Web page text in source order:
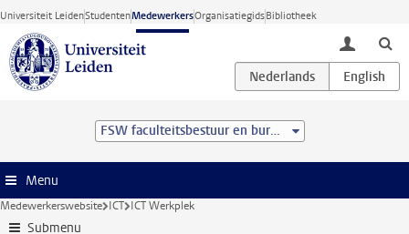
Ga direct naar de inhoud
Universiteit LeidenStudentenMedewerkersOrganisatiegidsBibliotheek
toggle
FSW faculteitsbestuur en bureau
Menu
Medewerkerswebsite ICT ICT Werkplek
Submenu